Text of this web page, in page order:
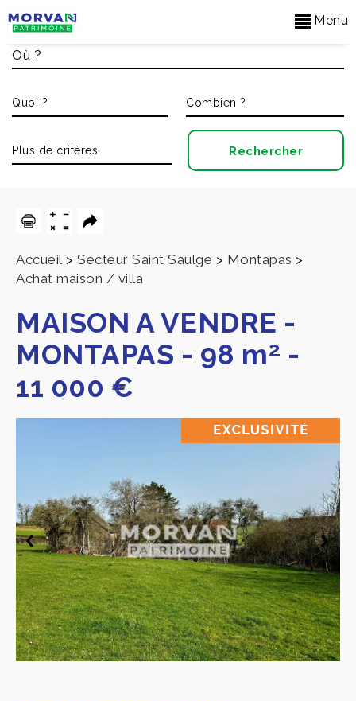
Menu
Accueil > Secteur Saint Saulge > Montapas >
Achat maison / villa
MAISON A VENDRE -
MONTAPAS - 98 m2 -
11 000 €